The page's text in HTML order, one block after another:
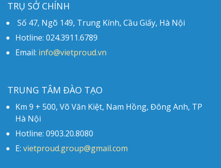
TRỤ SỞ CHÍNH
Số 47, Ngõ 149, Trung Kính, Cầu Giấy, Hà Nội
Hotline: 024.3911.6789
Email: info@vietproud.vn
TRUNG TÂM ĐÀO TẠO
Km 9 + 500, Võ Văn Kiệt, Nam Hồng, Đông Anh, TP
Hà Nội
Hotline: 0903.20.8080
E: vietproud.group@gmail.com